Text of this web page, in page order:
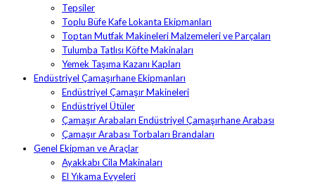
Tepsiler
Toplu Büfe Kafe Lokanta Ekipmanları
Toptan Mutfak Makineleri Malzemeleri ve Parçaları
Tulumba Tatlısı Köfte Makinaları
Yemek Taşıma Kazanı Kapları
Endüstriyel Çamaşırhane Ekipmanları
Endüstriyel Çamaşır Makineleri
Endüstriyel Ütüler
Çamaşır Arabaları Endüstriyel Çamaşırhane Arabası
Çamaşır Arabası Torbaları Brandaları
Genel Ekipman ve Araçlar
Ayakkabı Cila Makinaları
El Yıkama Evyeleri